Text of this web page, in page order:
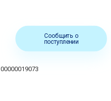
Сообщить о
поступлении
00000019073